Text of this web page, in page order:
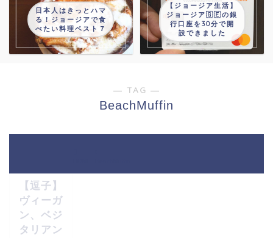
日本人はきっとハマ
る！ジョージアで食
べたい料理ベスト７
【ジョージア生活】
ジョージア🇬🇪の銀
行口座を30分で開
設できました
― TAG ―
BeachMuffin
【逗子】
ヴィーガ
ン、ベジ
タリアン